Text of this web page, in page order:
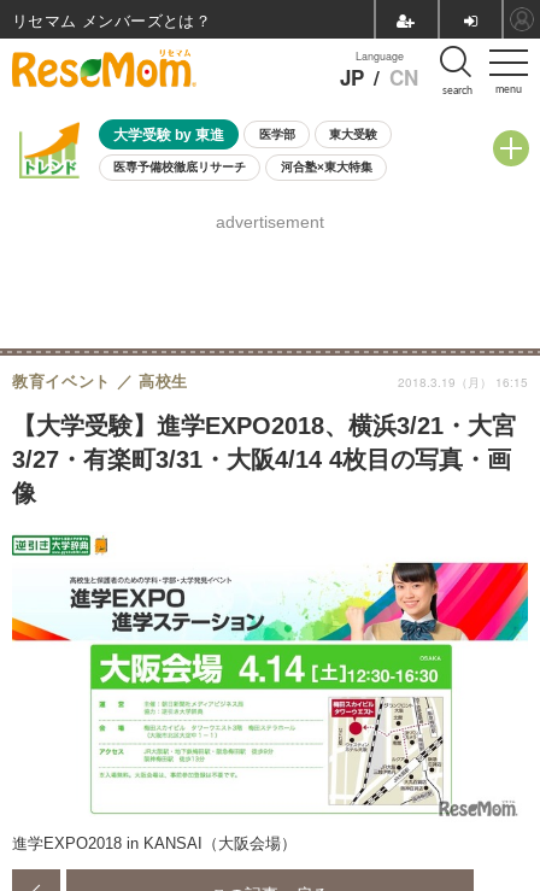
menu
Language
JP / CN search
大学受験 by 東進 医学部 東大受験
医専予備校徹底リサーチ 河合塾×東大特集
8月開催学校説明会・相談会
advertisement
【大学受験】進学EXPO2018、横浜3/21・大宮
3/27・有楽町3/31・大阪4/14 4枚目の写真・画
像
教育イベント 高校生 2018.3.19（月） 16:15
進学EXPO2018 in KANSAI（大阪会場）
リセマム メンバーズ